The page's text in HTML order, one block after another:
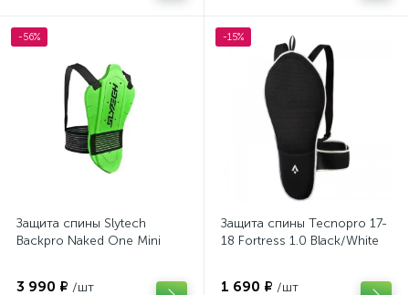
-56%
Защита спины Slytech
Backpro Naked One Mini
3 990 ₽ /шт
-15%
Защита спины Tecnopro 17-
18 Fortress 1.0 Black/White
1 690 ₽ /шт